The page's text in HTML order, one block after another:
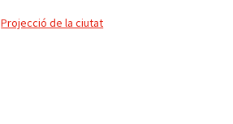
Gas, la Plaça Vella i al sector Sala Badrinas.
Projecció de la ciutat